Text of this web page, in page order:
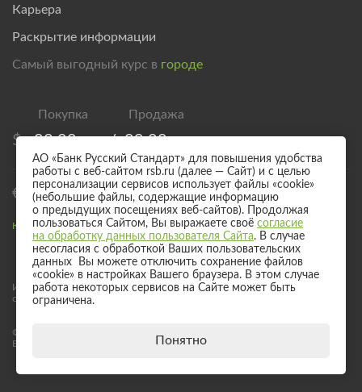
Карьера
Раскрытие информации
Самый выгодный курс в городе
$ 83,00 / 89,00
€ 95,00 / 101,00
Курс валют для безналичного обмена
Информация о процентных ставках по договорам банковского вклада
с физическими лицами
© 2017 - 2026 АО «Банк Русский Стандарт». Универсальная лицензия
Банка России № 2289 выдана бессрочно 04 сентября 2024 года.
АО «Банк Русский Стандарт» для повышения удобства
работы с веб-сайтом rsb.ru (далее — Сайт) и с целью
персонализации сервисов использует файлы «cookie»
(небольшие файлы, содержащие информацию
о предыдущих посещениях веб-сайтов). Продолжая
пользоваться Сайтом, Вы выражаете своё согласие
на обработку данных пользователя Сайта. В случае
несогласия с обработкой Ваших пользовательских
данных Вы можете отключить сохранение файлов
«cookie» в настройках Вашего браузера. В этом случае
работа некоторых сервисов на Сайте может быть
ограничена.
Понятно